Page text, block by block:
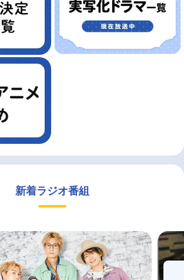
新着ラジオ番組